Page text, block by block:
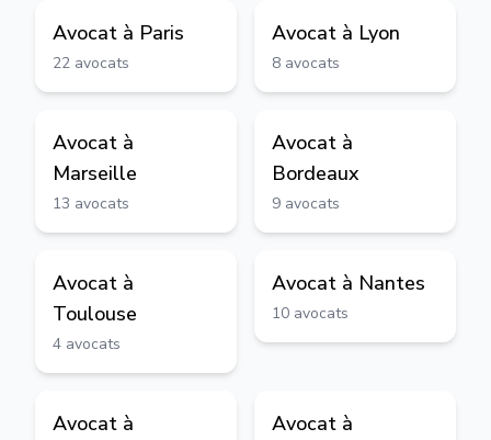
Avocat à Paris
22 avocats
Avocat à Lyon
8 avocats
Avocat à
Marseille
13 avocats
Avocat à
Bordeaux
9 avocats
Avocat à
Toulouse
4 avocats
Avocat à Nantes
10 avocats
Avocat à
Avocat à